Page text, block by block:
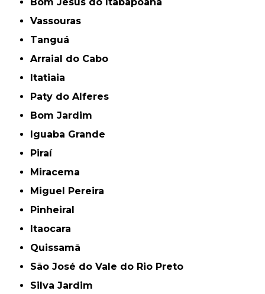
Vassouras
Tanguá
Arraial do Cabo
Itatiaia
Paty do Alferes
Bom Jardim
Iguaba Grande
Piraí
Miracema
Miguel Pereira
Pinheiral
Itaocara
Quissamã
São José do Vale do Rio Preto
Silva Jardim